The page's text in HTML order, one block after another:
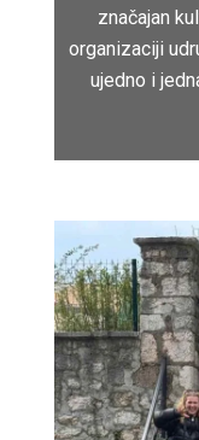
značajan
organizaciji
ujedno i